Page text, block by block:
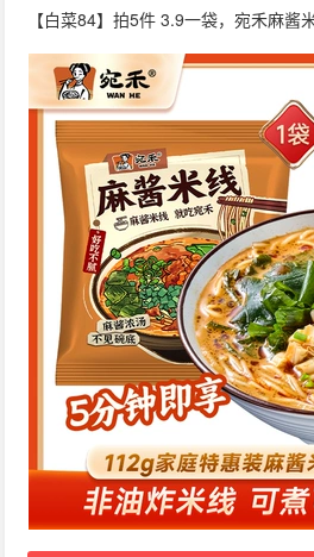
【白菜84】拍5件 3.9一袋，宛禾麻酱